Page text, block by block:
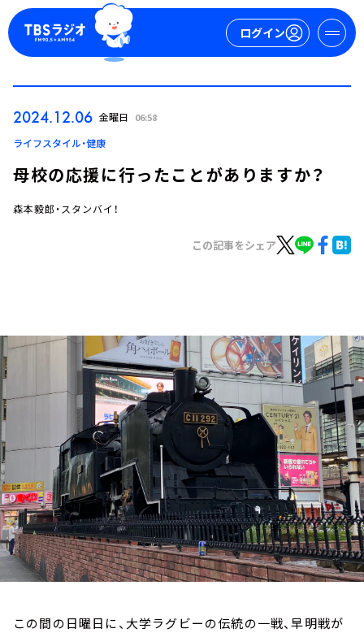
ログイン
ログイン
トピックス
TBS Podcast
お知らせ
イベント・グッズ
YouTube
会社情報
2024.12.06 金曜日 06:58
ライフスタイル・健康
母校の応援に行ったことがありますか？
森本毅郎・スタンバイ！
この記事をシェア
この間の日曜日に、大学ラグビーの伝統の一戦、早明戦が